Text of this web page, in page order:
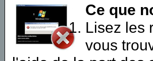
Ce que
Lisez les
vous